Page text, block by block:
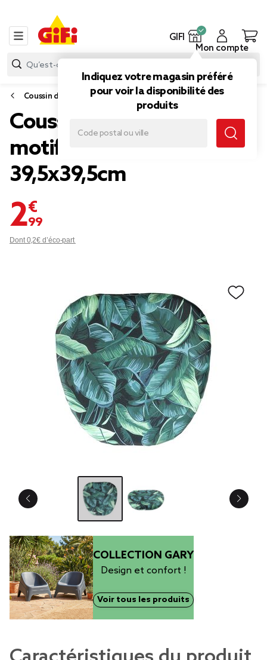
GIFI
Indiquez votre magasin préféré
pour voir la disponibilité des
produits
Mon compte
Coussin d'extérieur
Coussin de jardin Neo
motif feuillage vert
39,5x39,5cm
2,99 €
Dont 0,2€ d’éco-part
COLLECTION GARY
Design et confort !
Voir tous les produits